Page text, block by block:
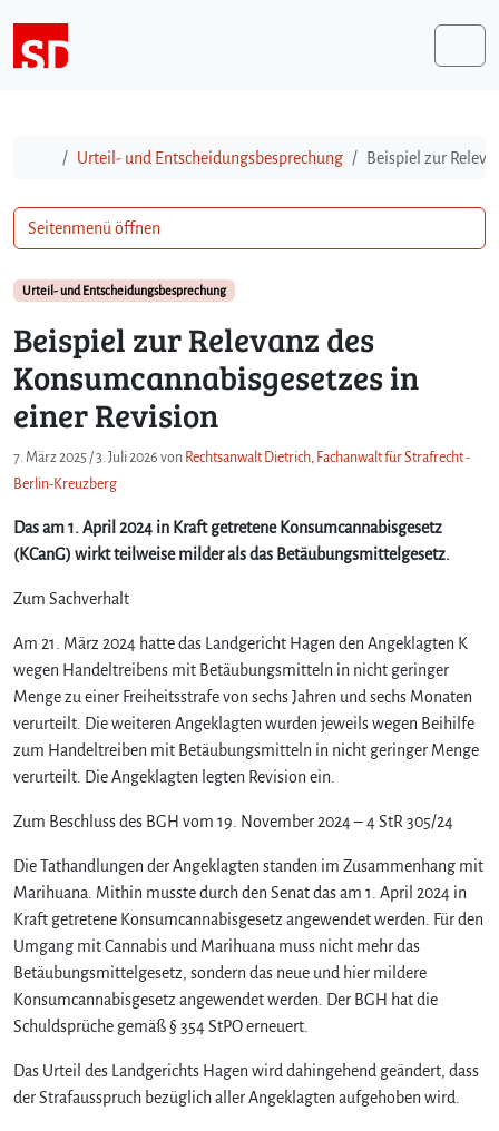
StartUrteil- und Entscheidungsbesprechung Beispiel zur
Urteil- und Entscheidungsbesprechung
Beispiel zur Relevanz des
Konsumcannabisgesetzes in
einer Revision
7. März 2025 /3. Juli 2026 von Rechtsanwalt Dietrich, Fachanwalt für Strafrecht -
Berlin-Kreuzberg
Das am 1. April 2024 in Kraft getretene Konsumcannabisgesetz
(KCanG) wirkt teilweise milder als das Betäubungsmittelgesetz.
Zum Sachverhalt
Am 21. März 2024 hatte das Landgericht Hagen den Angeklagten K
wegen Handeltreibens mit Betäubungsmitteln in nicht geringer
Menge zu einer Freiheitsstrafe von sechs Jahren und sechs Monaten
verurteilt. Die weiteren Angeklagten wurden jeweils wegen Beihilfe
zum Handeltreiben mit Betäubungsmitteln in nicht geringer Menge
verurteilt. Die Angeklagten legten Revision ein.
Zum Beschluss des BGH vom 19. November 2024 – 4 StR 305/24
Die Tathandlungen der Angeklagten standen im Zusammenhang mit
Marihuana. Mithin musste durch den Senat das am 1. April 2024 in
Kraft getretene Konsumcannabisgesetz angewendet werden. Für den
Umgang mit Cannabis und Marihuana muss nicht mehr das
Betäubungsmittelgesetz, sondern das neue und hier mildere
Konsumcannabisgesetz angewendet werden. Der BGH hat die
Schuldsprüche gemäß § 354 StPO erneuert.
Das Urteil des Landgerichts Hagen wird dahingehend geändert, dass
der Strafausspruch bezüglich aller Angeklagten aufgehoben wird.
Seitenmenü öffnen